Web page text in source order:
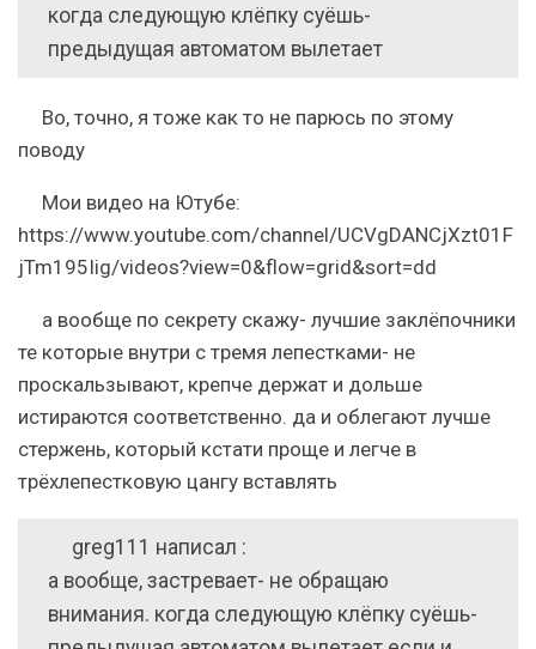
когда следующую клёпку суёшь-
предыдущая автоматом вылетает
Во, точно, я тоже как то не парюсь по этому
поводу
Мои видео на Ютубе:
https://www.youtube.com/channel/UCVgDANCjXzt01F
jTm195Iig/videos?view=0&flow=grid&sort=dd
а вообще по секрету скажу- лучшие заклёпочники
те которые внутри с тремя лепестками- не
проскальзывают, крепче держат и дольше
истираются соответственно. да и облегают лучше
стержень, который кстати проще и легче в
трёхлепестковую цангу вставлять
greg111 написал :
а вообще, застревает- не обращаю
внимания. когда следующую клёпку суёшь-